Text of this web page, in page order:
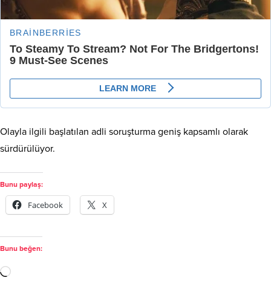
Olayla ilgili başlatılan adli soruşturma geniş kapsamlı olarak
sürdürülüyor.
Bunu paylaş:
Facebook X
Bunu beğen: